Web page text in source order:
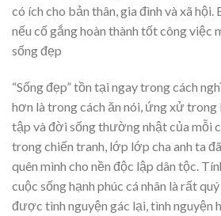
có ích cho bản thân, gia đình và xã
nếu cố gắng hoàn thành tốt công việc
sống đẹp
“Sống đẹp” tồn tại ngay trong cách
hơn là trong cách ăn nói, ứng xử trong
tập và đời sống thường nhật của mỗi
trong chiến tranh, lớp lớp cha anh ta
quên mình cho nền độc lập dân tộc.
cuộc sống hạnh phúc cá nhân là rất
được tình nguyện gác lại, tình nguyện